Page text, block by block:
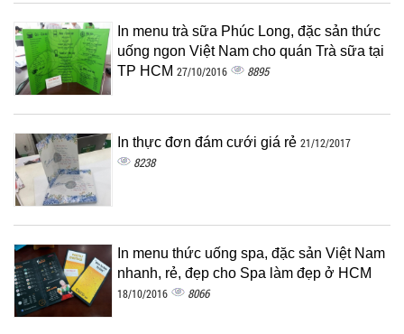
In menu trà sữa Phúc Long, đặc sản thức
uống ngon Việt Nam cho quán Trà sữa tại
TP HCM 27/10/2016 8895
In thực đơn đám cưới giá rẻ 21/12/2017
8238
In menu thức uống spa, đặc sản Việt Nam
nhanh, rẻ, đẹp cho Spa làm đẹp ở HCM
18/10/2016 8066